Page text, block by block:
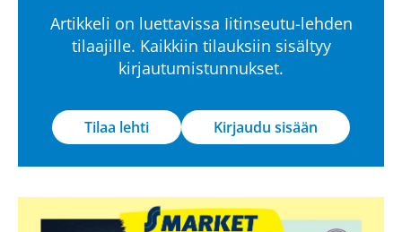
Artikkeli on luettavissa Iitinseutu-lehden
tilaajille. Kaikkiin tilauksiin sisältyy
kirjautumistunnukset.
Tilaa lehti Kirjaudu sisään